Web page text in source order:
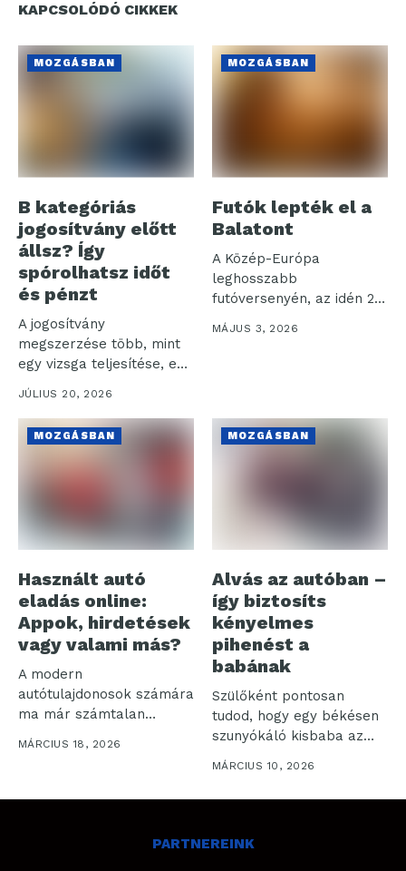
KAPCSOLÓDÓ CIKKEK
MOZGÁSBAN
B kategóriás
jogosítvány előtt
állsz? Így
spórolhatsz időt
és pénzt
A jogosítvány
megszerzése több, mint
egy vizsga teljesítése, ez
JÚLIUS 20, 2026
MOZGÁSBAN
Futók lepték el a
Balatont
A Közép-Európa
leghosszabb
futóversenyén, az idén 20.
megrendezett NN
MÁJUS 3, 2026
MOZGÁSBAN
Használt autó
eladás online:
Appok, hirdetések
vagy valami más?
A modern
autótulajdonosok számára
ma már számtalan
digitális platform áll
rendelkezésre, ha...
MÁRCIUS 18, 2026
MOZGÁSBAN
Alvás az autóban –
így biztosíts
kényelmes
pihenést a
babának
Szülőként pontosan
tudod, hogy egy békésen
szunyókáló kisbaba az
autóban a nyugodt...
MÁRCIUS 10, 2026
PARTNEREINK